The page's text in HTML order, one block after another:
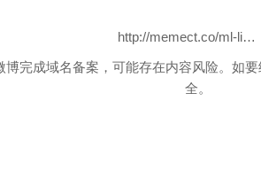
http://memect.co/ml-list-2015-07-29
博完成域名备案，可能存在内容风险。如
全。